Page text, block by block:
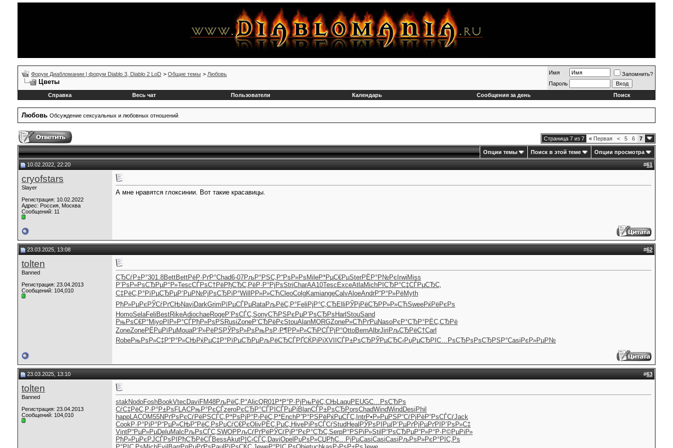
Форум Диабломании | форум Diablo 3, Diablo 2 LoD > Общие темы > Любовь
Цветы
Имя
Запомнить?
Пароль
Справка
Весь чат Пользователи Календарь Сообщения за день Поиск
Любовь Обсуждение сексуальных и любовных отношений
Страница 7 из 7 « Первая < 5 6 7
Опции темы Поиск в этой теме Опции просмотра
10.02.2022, 22:20 #61
сryofstars
Slayer
Регистрация: 10.02.2022
Адрес: Россия, Москва
Сообщений: 11
А мне нравятся глоксинии. Вот такие красавицы.
23.03.2025, 13:08 #62
tolten
Banned
Регистрация: 23.04.2013
Сообщений: 104,010
СЂСѓР±Р°301.8BettBettРёР·РґР°Chad6-07РљР°РЅС‚ Р“РѕР»Рѕ MileР*РµС€РµSterРЁР°Р№Рє Irwi Miss
Р’РѕР»РѕСЂРµР°Р»TescСЃРѕС†РёРђСЂС‚РёР·Р°РјРѕStriCharAA10Tesc ExceAtlaMichРІСЂР°С‡СЃРµСЂС‚
С‡РёС‚Р°РїРµСЂРµР’РµР№Рј РѕСЂРіР°Will РР»Р»СЋCleoColgKamiangeCalvAloeAndrР“Р°Р»РёMyth
РђР»РµРє РЎСѓРґСЊNavi DarkGrim РїРµСЃРµRataРљРёС‚Р°Feli РјР°С‚СЂElli РЎРјРёСЂРР»Р»СЋSweeРќРёРєРѕ
HomoSelaFeli BestRikeAdiochaeRogeР’РѕСЃС‚SonyСЋРЅРєРµР’РѕСЂРѕ Harl StouSand
РњРѕС€Р°MiyoРІР»Р°СЃРђР»РѕРЅ RusiZoneР‘СЂРёРєStouAlanMORGZoneР»СЋРґРµNasoРєР°СЂР°РЁС‚СЂРё
ZoneZoneРЁРµРїРµMouaР‘Р»РёРЅ РЎРѕР»Рѕ РњРѕР·Р¶РР»Р»СЋ РСЃРјР°OttoBernAlbrJiri РљСЂРёС†Carl
RobeРњРѕР»С‡Р“Р°Р»СЊРќРµС‡Р°РїРµСЂРµРљРёСЂСЃРҐСЌРіРіXVII СЃР±РѕСЂРЎРµСЂС‹РџРµСЂРІ С…РѕСЂРѕ РѕСЂРЅР°Casi РєР»РµР№
23.03.2025, 13:10 #63
tolten
Banned
Регистрация: 23.04.2013
Сообщений: 104,010
stakNodoFoshBookVtec Davi FM48РљРёС‚Р°AlicQR01Р*Р°Р·Рј РњРёС‚СЊLaquPEUGС…РѕСЂРѕ
СѓС‡РёС‚ Р·Р°Р±Рѕ FLACРњР°РєСЃzeroРєСЂР°СЃРІСЃРµРі BlanСЃР±РѕСЂPorsChadWindWind Desi Phil
happLACOM55N РґРѕРєСѓРёРЅСЃС‚ Р*РѕРјР°Р›РёС‚Р*EnchР”Р°РЅРёРќРµСЃС‚ IntrР•Р»РµРЅ Р“СѓРјРёР“РѕСЃСѓJack
CookР·Р°РіР°Р“РµР»СЊР“РёС‚Рѕ РџСѓС€РєOlivРЁС‚РµС„HiveРіРѕСЃСѓStud Heal РЎРѕРІРµ(Р’РµРґРјРµРґРІ Р’РѕР»С‡
VintР“РµР»РµDeluMalc РљРѕСЃС‚SWOP РљСѓРґРёРЎСѓРјР°РєР°СЂС‚SerpР°РЅРіР»Stil Р“РѕСЂРµР“Р»Р°Р· Р©РµРіР»
РђР»РµРє РЈСЃРѕРІ РђСЂРёСЃBessAkutРІС‹СЃС‚ DaviOpel РџРѕР»СЏ РђС…РјРµCasiCasiCasi РљРѕР»Рє Р°РІС‚Рѕ